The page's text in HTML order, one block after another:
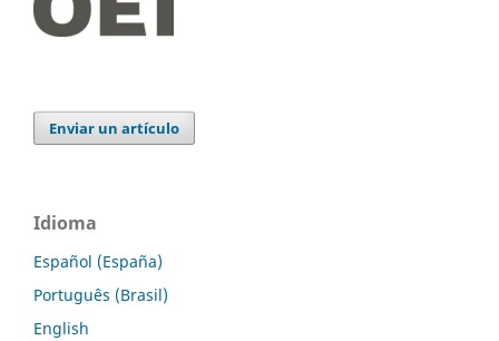
Enviar un artículo
Idioma
Español (España)
Português (Brasil)
English